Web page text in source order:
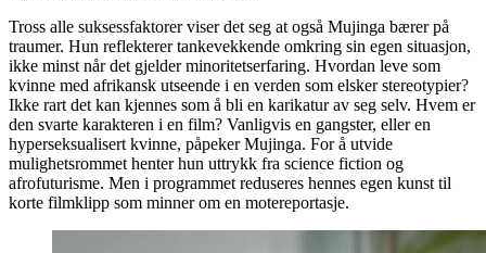
Tross alle suksessfaktorer viser det seg at også Mujinga bærer på
traumer. Hun reflekterer tankevekkende omkring sin egen situasjon,
ikke minst når det gjelder minoritetserfaring. Hvordan leve som
kvinne med afrikansk utseende i en verden som elsker stereotypier?
Ikke rart det kan kjennes som å bli en karikatur av seg selv. Hvem er
den svarte karakteren i en film? Vanligvis en gangster, eller en
hyperseksualisert kvinne, påpeker Mujinga. For å utvide
mulighetsrommet henter hun uttrykk fra science fiction og
afrofuturisme. Men i programmet reduseres hennes egen kunst til
korte filmklipp som minner om en motereportasje.